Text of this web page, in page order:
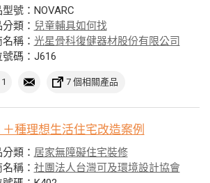
號：NOVARC
類： 兒童輔具如何找
稱： 光星骨科復健器材股份有限公司
號碼：J616
1 7 個相關產品
種理想生活住宅改造案例
類： 居家無障礙住宅裝修
稱： 社團法人台灣可及環境設計協會